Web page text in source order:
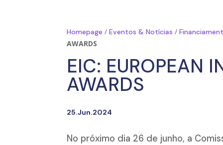
Homepage /Eventos & Notícias /
AWARDS
EIC: EUROPEAN
AWARDS
25.Jun.2024
No próximo dia 26 de junho, a